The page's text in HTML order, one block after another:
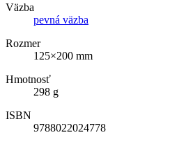
Väzba
pevná väzba
Rozmer
125×200 mm
Hmotnosť
298 g
ISBN
9788022024778